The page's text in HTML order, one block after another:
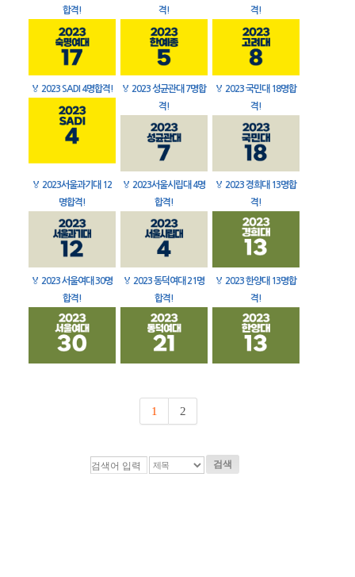
합격!
격!
격!
🏅 2023 SADI 4명합격! 🏅 2023 성균관대 7명합
격!
🏅 2023 국민대 18명합
격!
🏅 2023서울과기대 12
명합격!
🏅 2023서울시립대 4명
합격!
🏅 2023 경희대 13명합
격!
🏅 2023 서울여대 30명
합격!
🏅 2023 동덕여대 21명
합격!
🏅 2023 한양대 13명합
격!
1 2
검색